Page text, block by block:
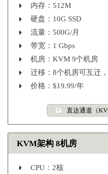
内存：512M
硬盘：10G SSD
流量：500G/月
带宽：1 Gbps
机房：KVM 9个机房
迁移：8个机房可互迁
价格：$19.99/年
直达通道（
KVM架构 8机房
CPU：2核